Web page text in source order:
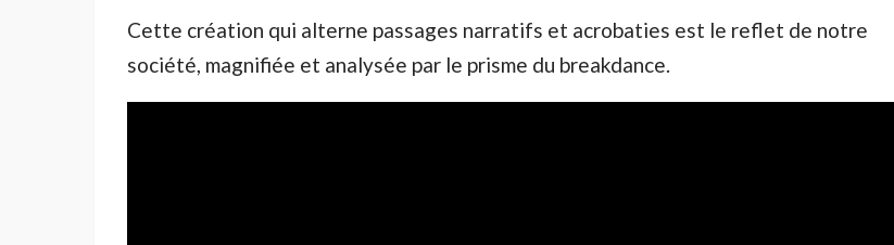
Cette création qui alterne passages narratifs et acrobaties est le reflet de notre
société, magnifiée et analysée par le prisme du breakdance.